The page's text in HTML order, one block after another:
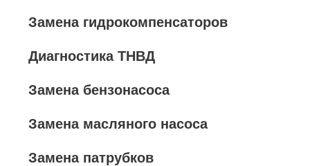
Замена гидрокомпенсаторов
Диагностика ТНВД
Замена бензонасоса
Замена масляного насоса
Замена патрубков